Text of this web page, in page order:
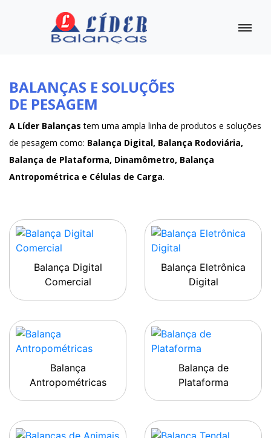
BALANÇAS E SOLUÇÕES
DE PESAGEM
A Líder Balanças tem uma ampla linha de produtos e soluções
de pesagem como: Balança Digital, Balança Rodoviária,
Balança de Plataforma, Dinamômetro, Balança
Antropométrica e Células de Carga.
Balança Digital
Comercial
Balança Eletrônica
Digital
Balança
Antropométricas
Balança de
Plataforma